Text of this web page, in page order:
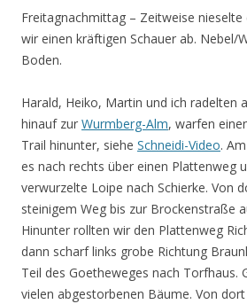
Freitagnachmittag – Zeitweise nieselte
wir einen kräftigen Schauer ab. Nebel/
Boden.
Harald, Heiko, Martin und ich radelten
hinauf zur Wurmberg-Alm, warfen
Trail hinunter, siehe Schneidi-Video.
es nach rechts über einen Plattenweg
verwurzelte Loipe nach Schierke. Von
steinigem Weg bis zur Brockenstraße
Hinunter rollten wir den Plattenweg
dann scharf links grobe Richtung
Teil des Goetheweges nach Torfhaus.
vielen abgestorbenen Bäume. Von